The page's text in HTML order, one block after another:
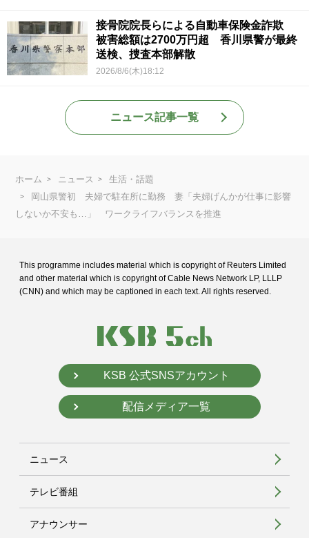
接骨院院長らによる自動車保険金詐欺
被害総額は2700万円超 香川県警が最終
送検、捜査本部解散
2026/8/6(木)18:12
ニュース記事一覧
ホーム ニュース
生活・話題
岡山県警初 夫婦で駐在所に勤務 妻「夫婦げんかが仕事に影響
しないか不安も…」 ワークライフバランスを推進
This programme includes material which is copyright of Reuters Limited
and other material which is copyright of Cable News Network LP, LLLP
(CNN) and which may be captioned in each text. All rights reserved.
KSB 公式SNSアカウント
配信メディア一覧
ニュース
テレビ番組
アナウンサー